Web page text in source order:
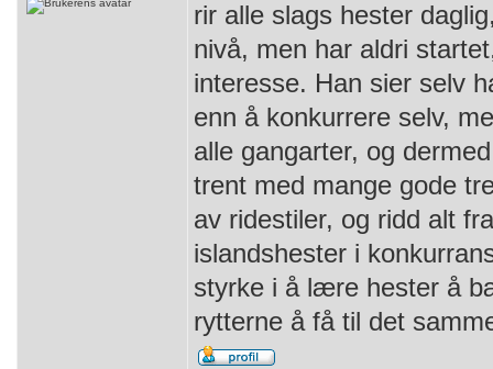
rir alle slags hester
nivå, men har aldri
interesse. Han sier selv
enn å konkurrere selv,
alle gangarter, og
trent med mange gode
av ridestiler, og ridd alt
islandshester i
styrke i å lære hester å
rytterne å få til det